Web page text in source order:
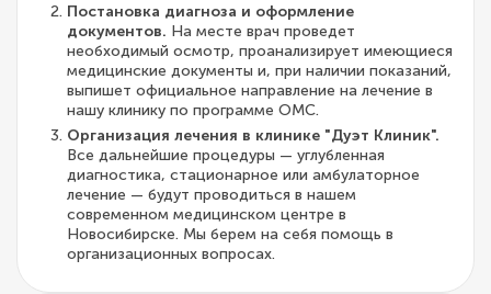
Постановка диагноза и оформление
документов. На месте врач проведет
необходимый осмотр, проанализирует имеющиеся
медицинские документы и, при наличии показаний,
выпишет официальное направление на лечение в
нашу клинику по программе ОМС.
Организация лечения в клинике "Дуэт Клиник".
Все дальнейшие процедуры — углубленная
диагностика, стационарное или амбулаторное
лечение — будут проводиться в нашем
современном медицинском центре в
Новосибирске. Мы берем на себя помощь в
организационных вопросах.